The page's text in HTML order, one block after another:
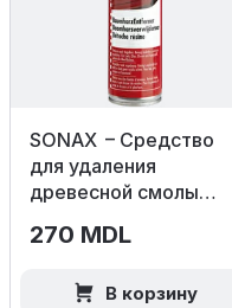
SONAX – Средство
для удаления
древесной смолы
270 MDL
В корзину